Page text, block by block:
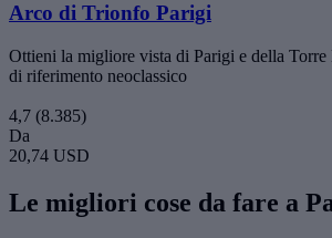
Arco di Trionfo Parigi
Ottieni la migliore vista di Parigi e della
di riferimento neoclassico
4,7 (8.385)
Da
20,74 USD
Le migliori cose da fare a